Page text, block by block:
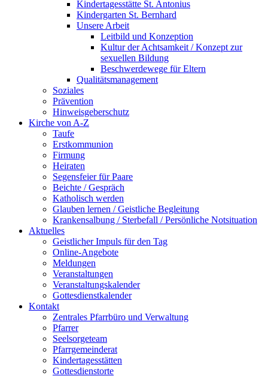
Kindertagesstätte St. Antonius
Kindergarten St. Bernhard
Unsere Arbeit
Leitbild und Konzeption
Kultur der Achtsamkeit / Konzept zur
sexuellen Bildung
Beschwerdewege für Eltern
Qualitätsmanagement
Soziales
Prävention
Hinweisgeberschutz
Kirche von A-Z
Taufe
Erst­kommunion
Firmung
Heiraten
Segensfeier für Paare
Beichte /​ Gespräch
Katholisch werden
Glauben lernen / Geistliche Begleitung
Krankensalbung / Sterbefall / Persönliche Notsituation
Aktuelles
Geistlicher Impuls für den Tag
Online-Angebote
Meldungen
Veranstaltungen
Veranstaltungskalender
Gottesdienstkalender
Kontakt
Zentrales Pfarrbüro und Verwaltung
Pfarrer
Seelsorgeteam
Pfarrgemeinderat
Kindertagesstätten
Gottesdienstorte